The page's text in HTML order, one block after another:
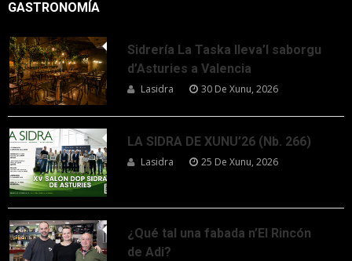
GASTRONOMÍA
Sidrería La Taska lleva’l saborgu
d’Asturies a Valencia
Lasidra 30 De Xunu, 2026
LA SIDRA DE XUNU’26 (Nb. 266)
Lasidra 25 De Xunu, 2026
¿Qué tal una fabada n’El Rincón
de Adi?